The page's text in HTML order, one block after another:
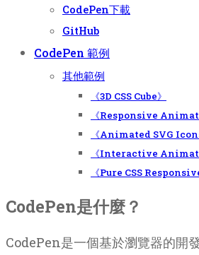
CodePen下載
GitHub
CodePen 範例
其他範例
《3D CSS Cube》
《Responsive
《Animated SVG
《Interactive
《Pure CSS
CodePen是什麼？
CodePen是一個基於瀏覽器的開